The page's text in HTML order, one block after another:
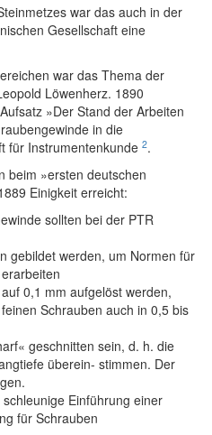
war das auch in der
Gesellschaft eine
war das Thema der
Löwenherz. 1890
»Der Stand der Arbeiten
in die
für Instrumentenkunde 2.
beim »ersten deutschen
Einigkeit erreicht:
sollten bei der PTR
gebildet werden, um Normen für
0,1 mm aufgelöst werden,
Schrauben auch in 0,5 bis
geschnitten sein, d. h. die
überein- stimmen. Der
Einführung einer
für Schrauben